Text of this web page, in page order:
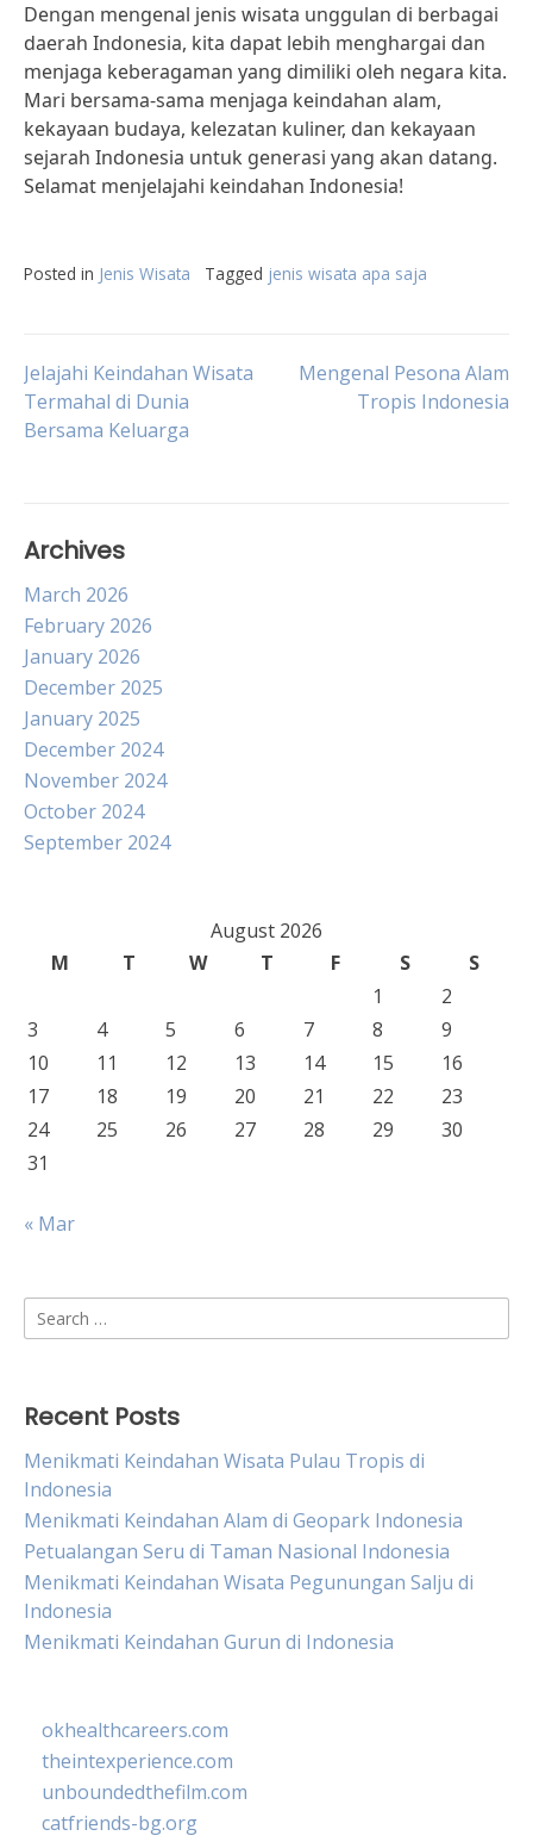
Dengan mengenal jenis wisata unggulan di berbagai
daerah Indonesia, kita dapat lebih menghargai dan
menjaga keberagaman yang dimiliki oleh negara kita.
Mari bersama-sama menjaga keindahan alam,
kekayaan budaya, kelezatan kuliner, dan kekayaan
sejarah Indonesia untuk generasi yang akan datang.
Selamat menjelajahi keindahan Indonesia!
Posted in Jenis Wisata Tagged jenis wisata apa saja
Post
navigation
Jelajahi Keindahan Wisata
Termahal di Dunia
Bersama Keluarga
Mengenal Pesona Alam
Tropis Indonesia
Archives
March 2026
February 2026
January 2026
December 2025
January 2025
December 2024
November 2024
October 2024
September 2024
August 2026
M
T W T F S
S
1
2
3
4 5 6 7 8
9
10
11 12 13 14 15
16
17
18 19 20 21 22
23
24
25 26 27 28 29
30
31
« Mar
Search
for:
Recent Posts
Menikmati Keindahan Wisata Pulau Tropis di
Indonesia
Menikmati Keindahan Alam di Geopark Indonesia
Petualangan Seru di Taman Nasional Indonesia
Menikmati Keindahan Wisata Pegunungan Salju di
Indonesia
Menikmati Keindahan Gurun di Indonesia
okhealthcareers.com
theintexperience.com
unboundedthefilm.com
catfriends-bg.org